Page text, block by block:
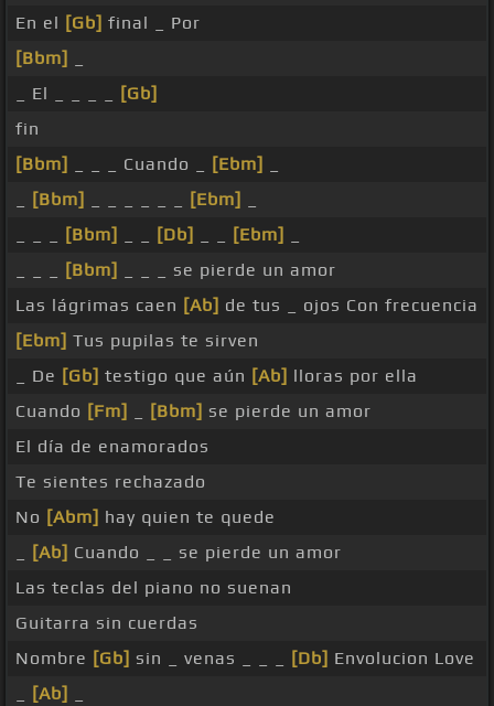
En el [Gb] final _ Por
[Bbm]
_ El _ _ _ _
[Gb]
fin
[Bbm]
_ _ _ Cuando _ [Ebm]
[Bbm] [Ebm]
[Bbm] [Db] [Ebm]
[Bbm]
_ _ _ se pierde un amor
Las lágrimas caen [Ab] de tus _ ojos Con frecuencia
[Ebm] Tus pupilas te sirven
_ De [Gb] testigo que aún [Ab] lloras por ella
Cuando [Fm] [Bbm] se pierde un amor
El día de enamorados
Te sientes rechazado
No [Abm] hay quien te quede
[Ab] Cuando _ _ se pierde un amor
Las teclas del piano no suenan
Guitarra sin cuerdas
Nombre [Gb] sin _ venas _ _ _ [Db] Envolucion Love
[Ab]